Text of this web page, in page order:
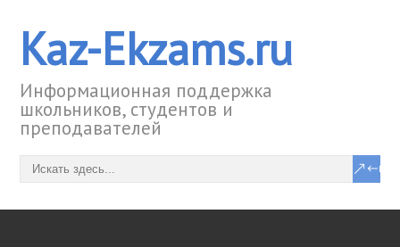
Kaz-Ekzams.ru
Информационная поддержка
школьников, студентов и
преподавателей